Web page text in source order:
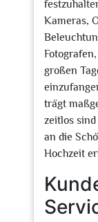
Kameras,
großen
trägt
zeitlos
an die
Hochzeit